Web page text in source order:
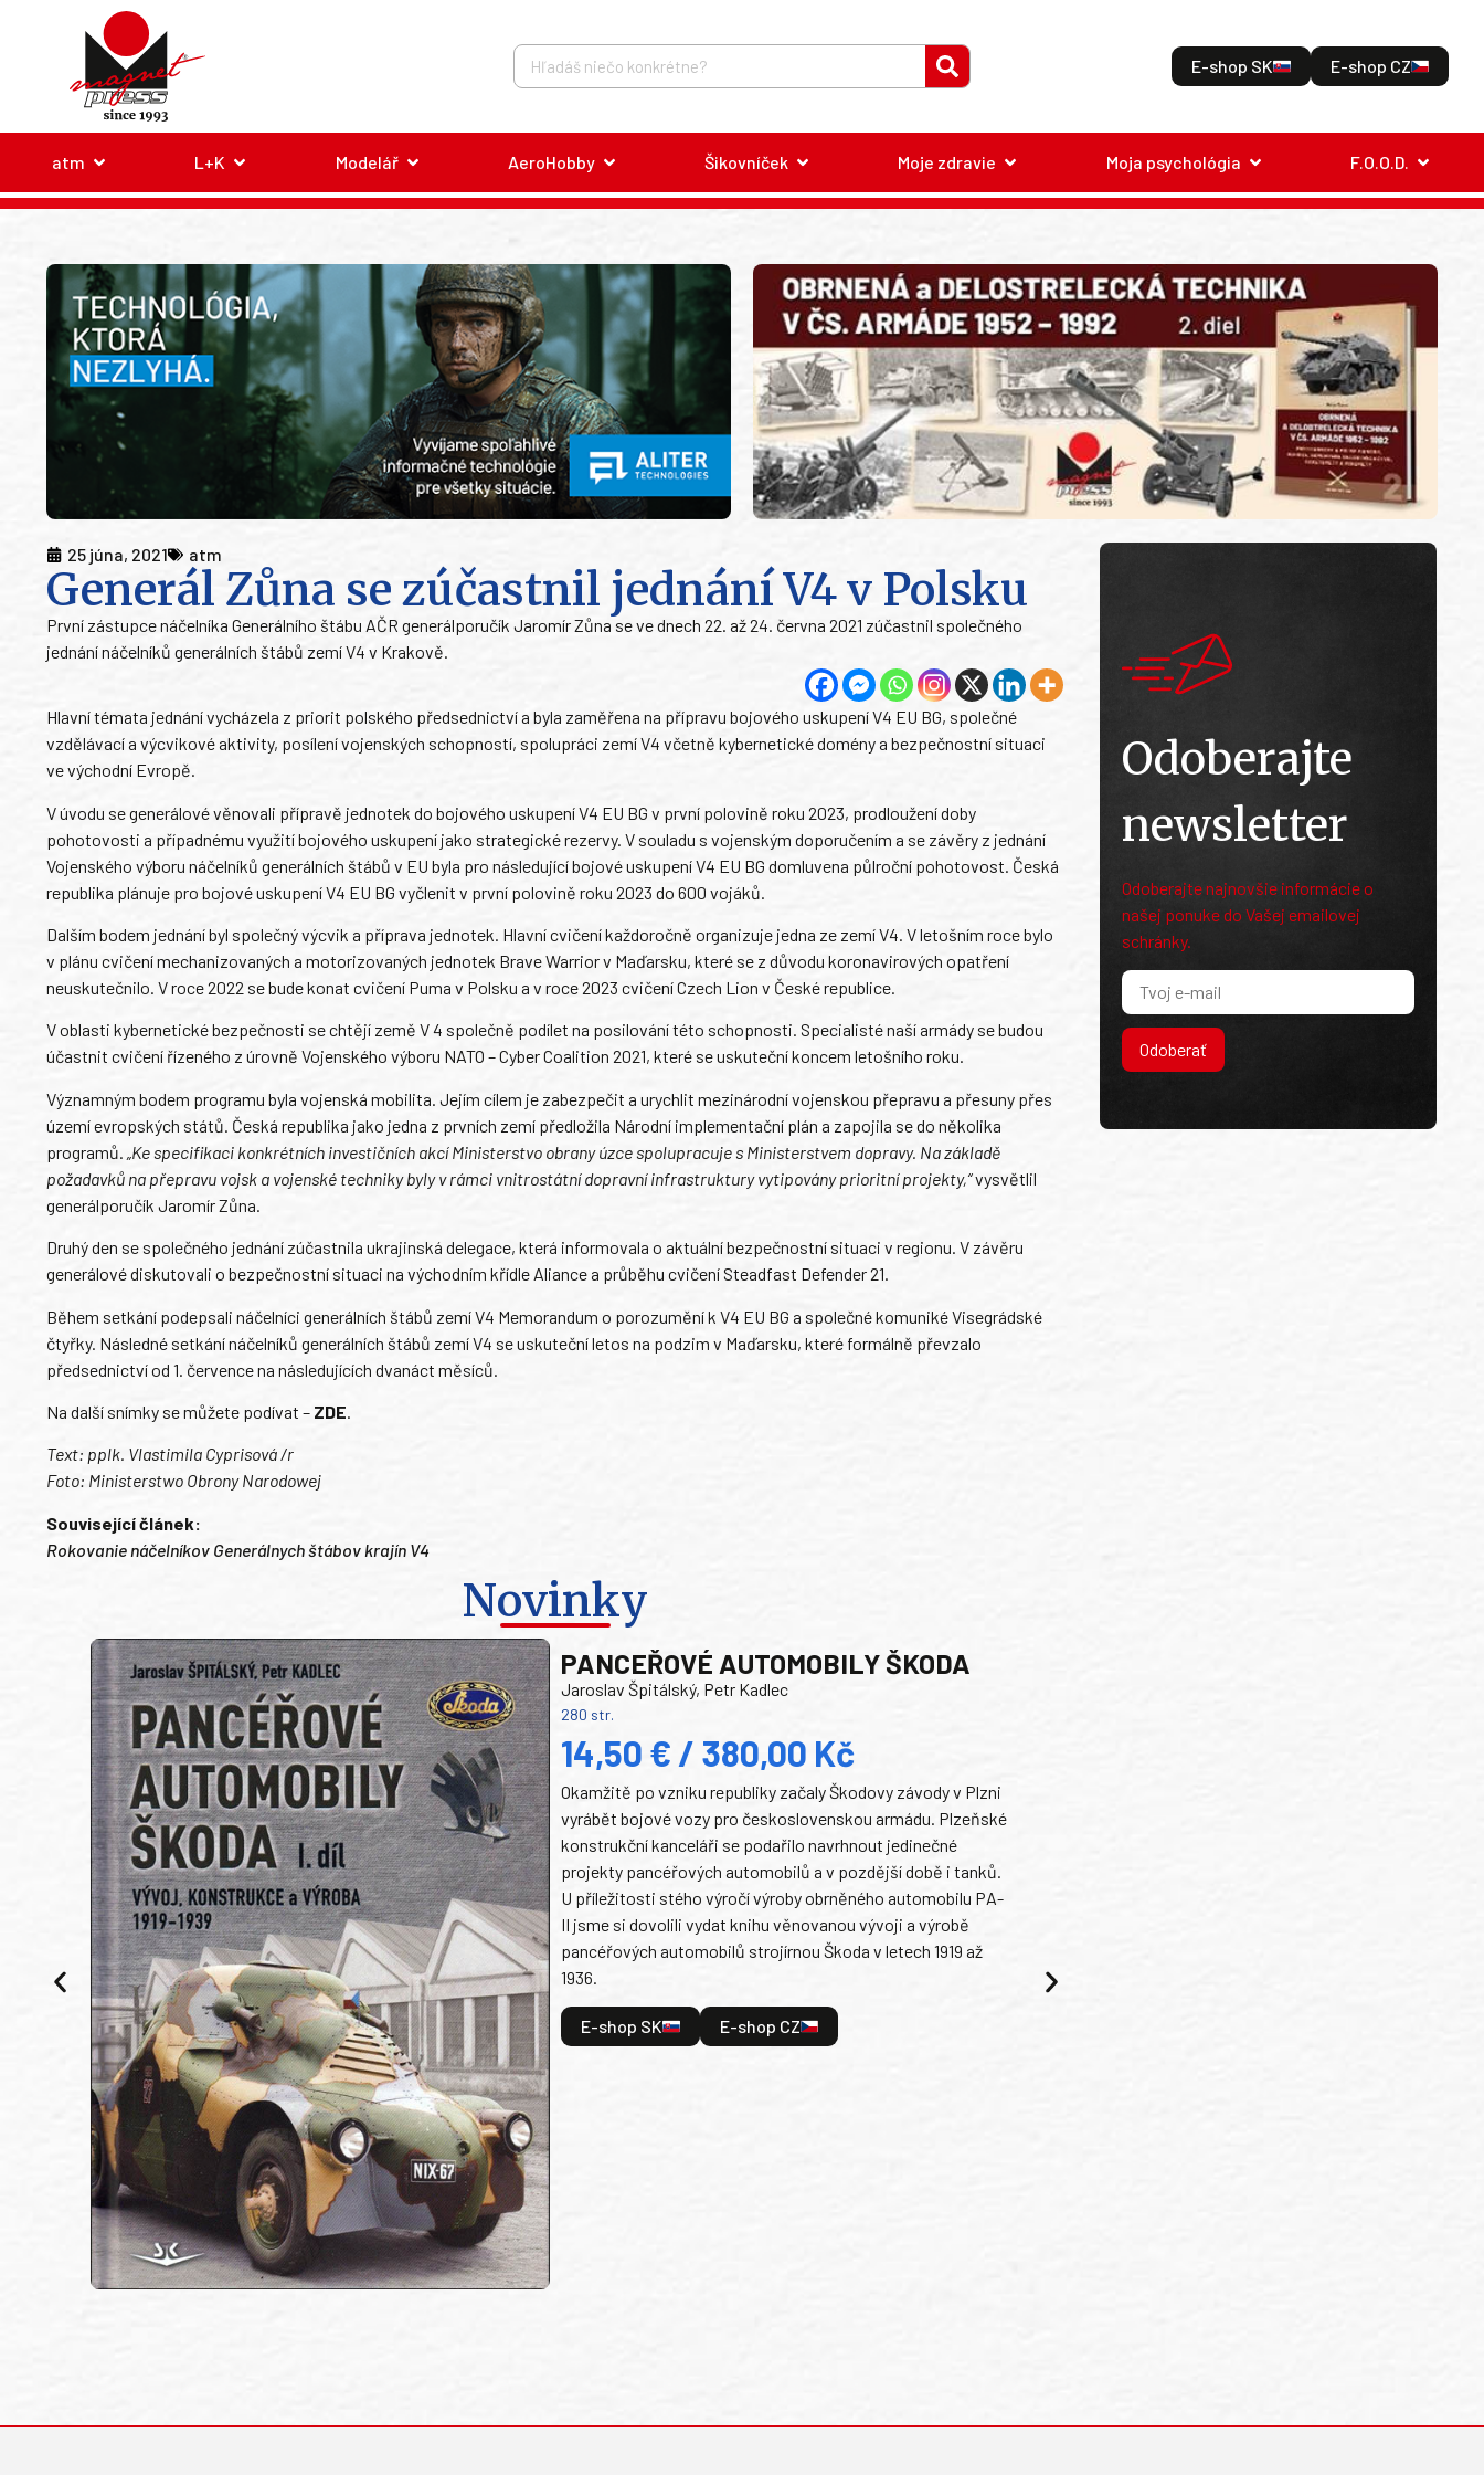
E-shop SK E-shop CZ
atm L+K Modelář AeroHobby Šikovníček Moje zdravie Moja psychológia F.O.O.D.
25 júna, 2021 atm
Generál Zůna se zúčastnil jednání V4 v Polsku
První zástupce náčelníka Generálního štábu AČR generálporučík Jaromír Zůna se ve dnech 22. až 24. června 2021 zúčastnil společného
jednání náčelníků generálních štábů zemí V4 v Krakově.
Hlavní témata jednání vycházela z priorit polského předsednictví a byla zaměřena na přípravu bojového uskupení V4 EU BG, společné
vzdělávací a výcvikové aktivity, posílení vojenských schopností, spolupráci zemí V4 včetně kybernetické domény a bezpečnostní situaci
ve východní Evropě.
V úvodu se generálové věnovali přípravě jednotek do bojového uskupení V4 EU BG v první polovině roku 2023, prodloužení doby
pohotovosti a případnému využití bojového uskupení jako strategické rezervy. V souladu s vojenským doporučením a se závěry z jednání
Vojenského výboru náčelníků generálních štábů v EU byla pro následující bojové uskupení V4 EU BG domluvena půlroční pohotovost. Česká
republika plánuje pro bojové uskupení V4 EU BG vyčlenit v první polovině roku 2023 do 600 vojáků.
Dalším bodem jednání byl společný výcvik a příprava jednotek. Hlavní cvičení každoročně organizuje jedna ze zemí V4. V letošním roce bylo
v plánu cvičení mechanizovaných a motorizovaných jednotek Brave Warrior v Maďarsku, které se z důvodu koronavirových opatření
neuskutečnilo. V roce 2022 se bude konat cvičení Puma v Polsku a v roce 2023 cvičení Czech Lion v České republice.
V oblasti kybernetické bezpečnosti se chtějí země V 4 společně podílet na posilování této schopnosti. Specialisté naší armády se budou
účastnit cvičení řízeného z úrovně Vojenského výboru NATO – Cyber Coalition 2021, které se uskuteční koncem letošního roku.
Významným bodem programu byla vojenská mobilita. Jejím cílem je zabezpečit a urychlit mezinárodní vojenskou přepravu a přesuny přes
území evropských států. Česká republika jako jedna z prvních zemí předložila Národní implementační plán a zapojila se do několika
programů.
„Ke specifikaci konkrétních investičních akcí Ministerstvo obrany úzce spolupracuje s Ministerstvem dopravy. Na základě
požadavků na přepravu vojsk a vojenské techniky byly v rámci vnitrostátní dopravní infrastruktury vytipovány prioritní projekty,“vysvětlil
generálporučík Jaromír Zůna.
Druhý den se společného jednání zúčastnila ukrajinská delegace, která informovala o aktuální bezpečnostní situaci v regionu. V závěru
generálové diskutovali o bezpečnostní situaci na východním křídle Aliance a průběhu cvičení Steadfast Defender 21.
Během setkání podepsali náčelníci generálních štábů zemí V4 Memorandum o porozumění k V4 EU BG a společné komuniké Visegrádské
čtyřky. Následné setkání náčelníků generálních štábů zemí V4 se uskuteční letos na podzim v Maďarsku, které formálně převzalo
předsednictví od 1. července na následujících dvanáct měsíců.
Na další snímky se můžete podívat – ZDE.
Text: pplk. Vlastimila Cyprisová /r
Foto: Ministerstwo Obrony Narodowej
Související článek:
Rokovanie náčelníkov Generálnych štábov krajín V4
Novinky
PANCEŘOVÉ AUTOMOBILY ŠKODA
Jaroslav Špitálský, Petr Kadlec
280 str.
14,50 € / 380,00 Kč
Okamžitě po vzniku republiky začaly Škodovy závody v Plzni
vyrábět bojové vozy pro československou armádu. Plzeňské
konstrukční kanceláři se podařilo navrhnout jedinečné
projekty pancéřových automobilů a v pozdější době i tanků.
U příležitosti stého výročí výroby obrněného automobilu PA-
II jsme si dovolili vydat knihu věnovanou vývoji a výrobě
pancéřových automobilů strojírnou Škoda v letech 1919 až
1936.
E-shop SK E-shop CZ
Odoberajte
newsletter
Odoberajte najnovšie informácie o
našej ponuke do Vašej emailovej
schránky.
Odoberať